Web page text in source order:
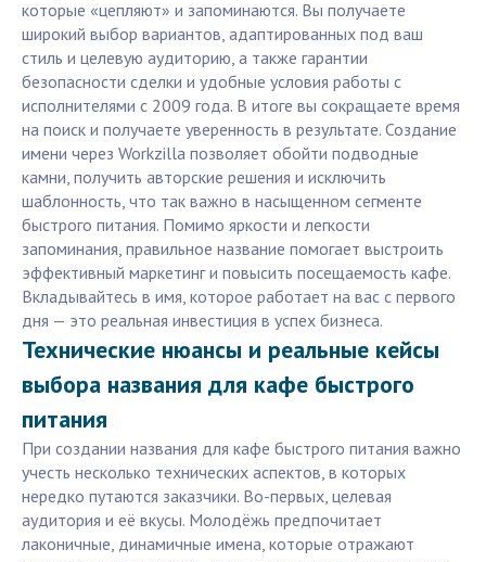
которые «цепляют» и запоминаются. Вы получаете
широкий выбор вариантов, адаптированных под ваш
стиль и целевую аудиторию, а также гарантии
безопасности сделки и удобные условия работы с
исполнителями с 2009 года. В итоге вы сокращаете время
на поиск и получаете уверенность в результате. Создание
имени через Workzilla позволяет обойти подводные
камни, получить авторские решения и исключить
шаблонность, что так важно в насыщенном сегменте
быстрого питания. Помимо яркости и легкости
запоминания, правильное название помогает выстроить
эффективный маркетинг и повысить посещаемость кафе.
Вкладывайтесь в имя, которое работает на вас с первого
дня — это реальная инвестиция в успех бизнеса.
Технические нюансы и реальные кейсы
выбора названия для кафе быстрого
питания
При создании названия для кафе быстрого питания важно
учесть несколько технических аспектов, в которых
нередко путаются заказчики. Во-первых, целевая
аудитория и её вкусы. Молодёжь предпочитает
лаконичные, динамичные имена, которые отражают